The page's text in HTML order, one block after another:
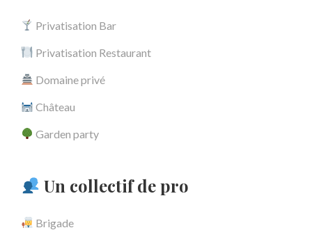
Privatisation Bar
Privatisation Restaurant
Domaine privé
Château
Garden party
Un collectif de pro
Brigade